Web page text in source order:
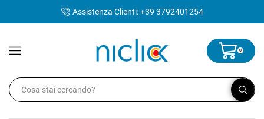
Assistenza Clienti: +39 3792401254
0